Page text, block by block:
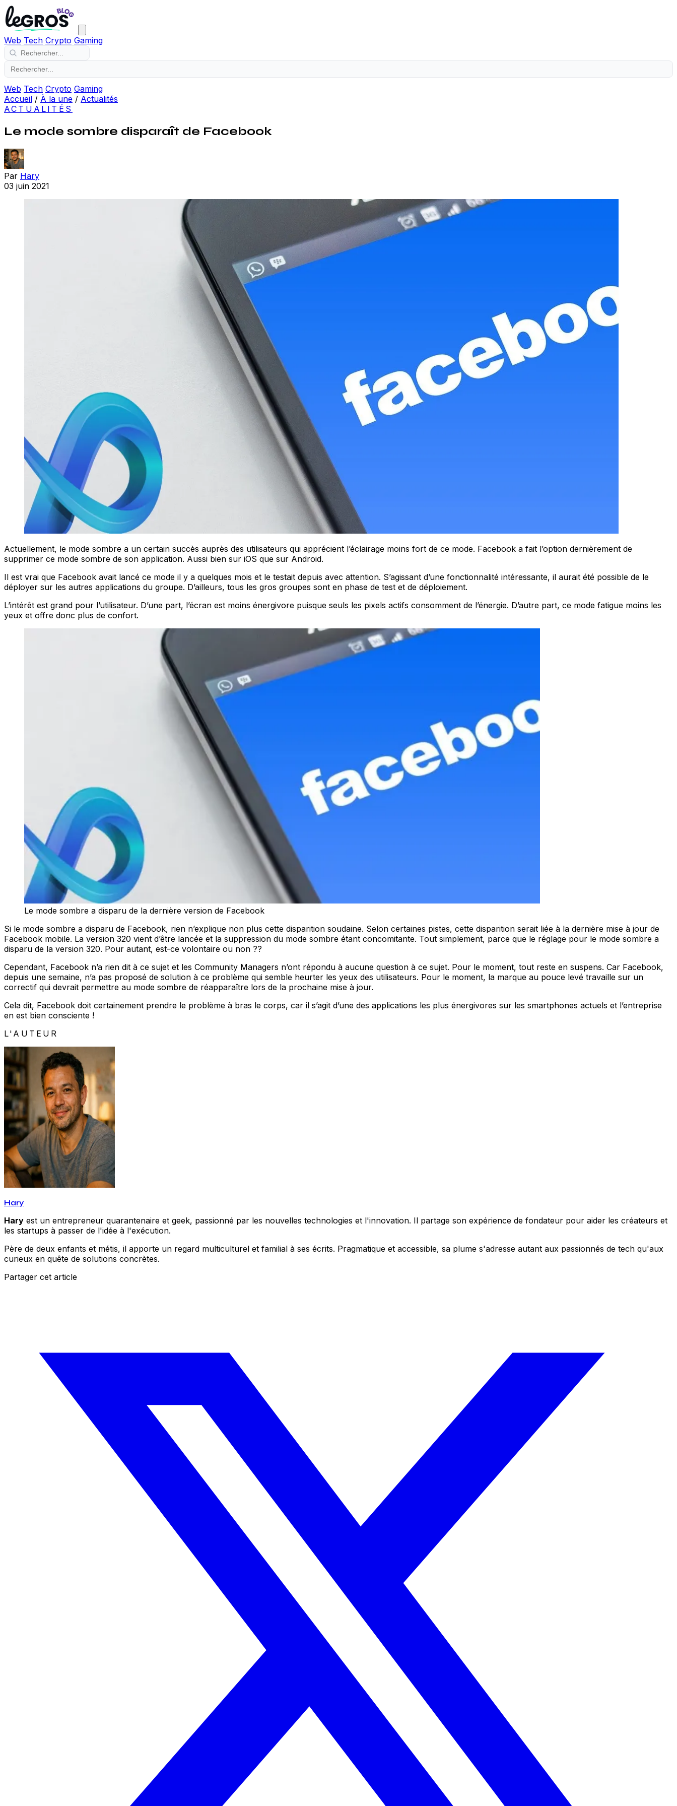
Web Tech Crypto Gaming
Web Tech Crypto Gaming
Accueil / À la une / Actualités
ACTUALITÉS
Le mode sombre disparaît de Facebook
Par Hary
03 juin 2021
Actuellement, le mode sombre a un certain succès auprès des utilisateurs qui apprécient l’éclairage moins fort de ce mode. Facebook a fait l’option dernièrement de
supprimer ce mode sombre de son application. Aussi bien sur iOS que sur Android.
Il est vrai que Facebook avait lancé ce mode il y a quelques mois et le testait depuis avec attention. S’agissant d’une fonctionnalité intéressante, il aurait été possible de le
déployer sur les autres applications du groupe. D’ailleurs, tous les gros groupes sont en phase de test et de déploiement.
L’intérêt est grand pour l’utilisateur. D’une part, l’écran est moins énergivore puisque seuls les pixels actifs consomment de l’énergie. D’autre part, ce mode fatigue moins les
yeux et offre donc plus de confort.
Le mode sombre a disparu de la dernière version de Facebook
Si le mode sombre a disparu de Facebook, rien n’explique non plus cette disparition soudaine. Selon certaines pistes, cette disparition serait liée à la dernière mise à jour de
Facebook mobile. La version 320 vient d’être lancée et la suppression du mode sombre étant concomitante. Tout simplement, parce que le réglage pour le mode sombre a
disparu de la version 320. Pour autant, est-ce volontaire ou non ??
Cependant, Facebook n’a rien dit à ce sujet et les Community Managers n’ont répondu à aucune question à ce sujet. Pour le moment, tout reste en suspens. Car Facebook,
depuis une semaine, n’a pas proposé de solution à ce problème qui semble heurter les yeux des utilisateurs. Pour le moment, la marque au pouce levé travaille sur un
correctif qui devrait permettre au mode sombre de réapparaître lors de la prochaine mise à jour.
Cela dit, Facebook doit certainement prendre le problème à bras le corps, car il s’agit d’une des applications les plus énergivores sur les smartphones actuels et l’entreprise
en est bien consciente !
L'AUTEUR
Hary
Hary est un entrepreneur quarantenaire et geek, passionné par les nouvelles technologies et l'innovation. Il partage son expérience de fondateur pour aider les créateurs et
les startups à passer de l'idée à l'exécution.
Père de deux enfants et métis, il apporte un regard multiculturel et familial à ses écrits. Pragmatique et accessible, sa plume s'adresse autant aux passionnés de tech qu'aux
curieux en quête de solutions concrètes.
Partager cet article